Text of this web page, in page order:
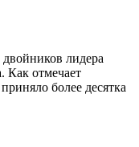
лидера
отмечает
более десятка